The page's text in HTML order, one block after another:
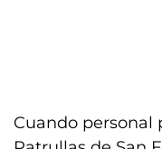
Cuando personal